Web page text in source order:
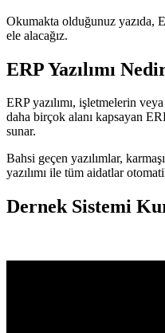
Okumakta olduğunuz yazıda,
ele alacağız.
ERP Yazılımı
ERP yazılımı, işletmelerin
daha birçok alanı kapsayan
sunar.
Bahsi geçen yazılımlar,
yazılımı ile tüm aidatlar
Dernek Sistemi